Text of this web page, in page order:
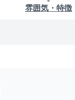
雰囲気・特徴